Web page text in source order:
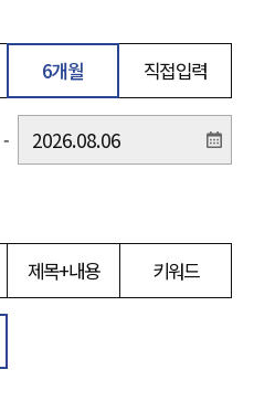
6개월 직접입력
-
제목+내용 키워드